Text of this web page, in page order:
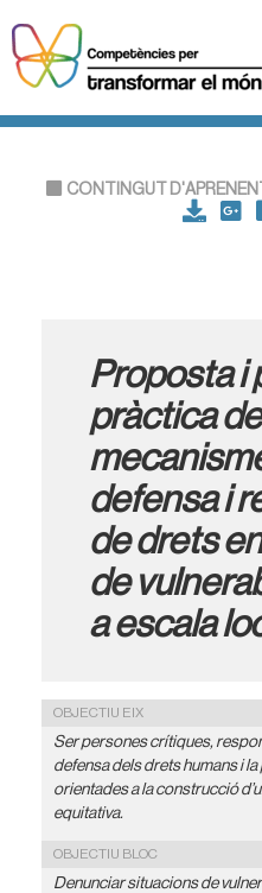
CONTINGUT
Proposta i
pràctica
defensa i
de drets
de
a escala
OBJECTIU EIX
Ser persones crítiques,
defensa dels drets humans i la
orientadesa la construcció d’
equitativa.
OBJECTIU BLOC
Denunciar situacions de